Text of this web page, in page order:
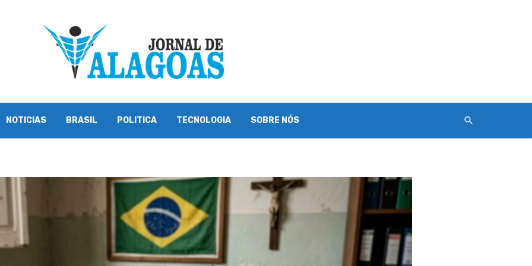
NOTICIAS BRASIL POLITICA TECNOLOGIA SOBRE NÓS